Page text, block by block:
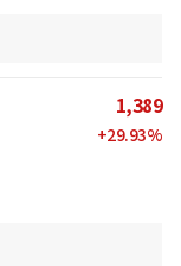
1,389
+29.93%